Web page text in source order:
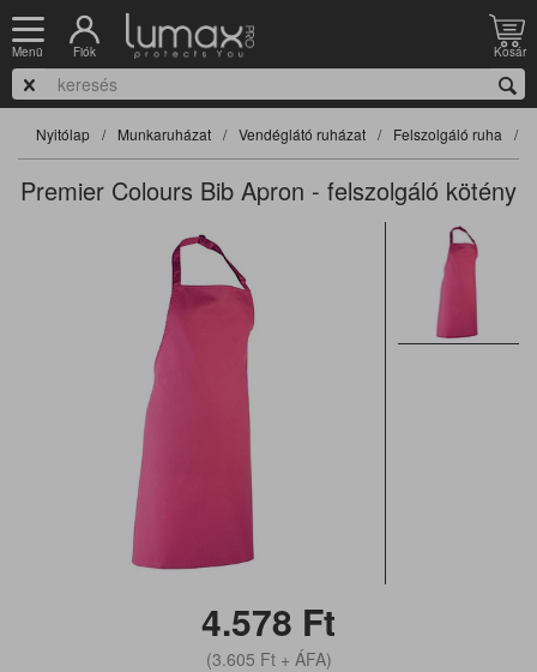
Menü Fiók Kosár
Nyitólap Munkaruházat Vendéglátó ruházat Felszolgáló ruha
Premier Colours Bib Apron - felszolgáló kötény
4.578 Ft
(3.605 Ft+ ÁFA)